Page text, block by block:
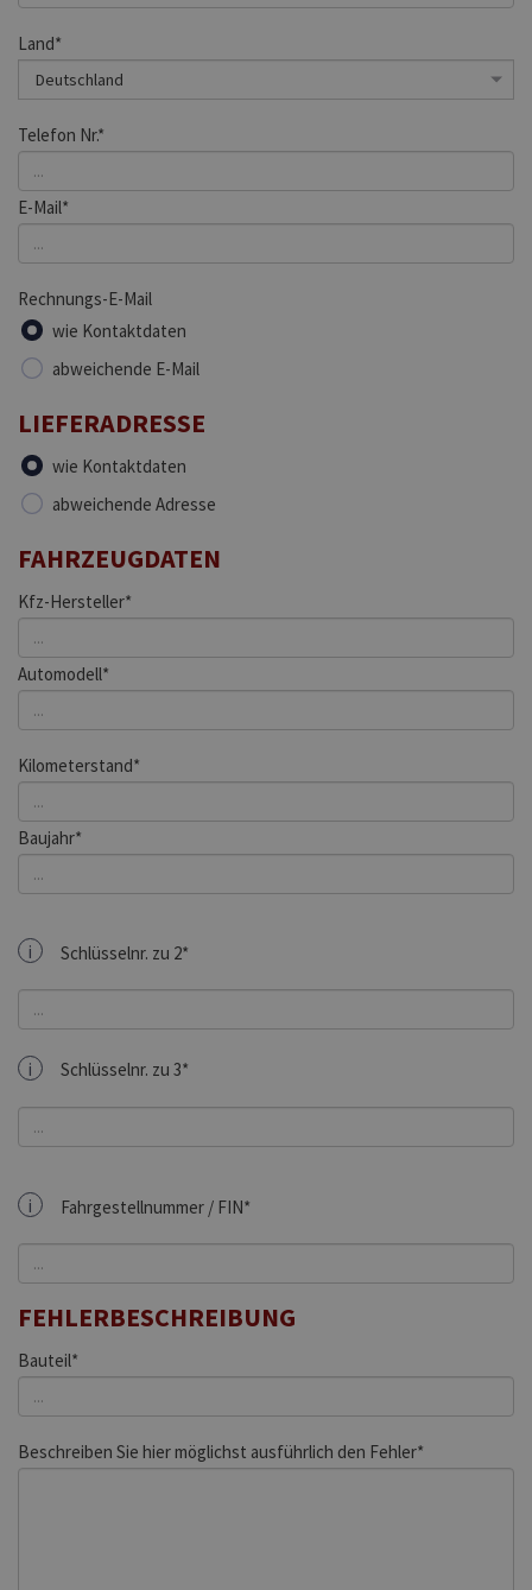
Land*
Telefon Nr.*
E-Mail*
Rechnungs-E-Mail
wie Kontaktdaten
abweichende E-Mail
LIEFERADRESSE
wie Kontaktdaten
abweichende Adresse
FAHRZEUGDATEN
Kfz-Hersteller*
Automodell*
Kilometerstand*
Baujahr*
i Schlüsselnr. zu 2*
i Schlüsselnr. zu 3*
i Fahrgestellnummer / FIN*
FEHLERBESCHREIBUNG
Bauteil*
Beschreiben Sie hier möglichst ausführlich den Fehler*